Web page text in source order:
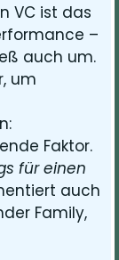
VC ist das
–
auch um.
um
Faktor.
für einen
auch
Family,